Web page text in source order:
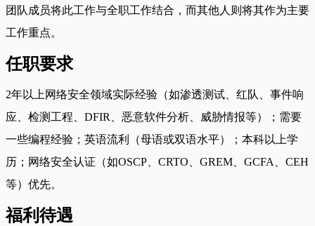
团队成员将此工作与全职工作结合，而其他人则将其作为主要
工作重点。
任职要求
2年以上网络安全领域实际经验（如渗透测试、红队、事件响
应、检测工程、DFIR、恶意软件分析、威胁情报等）；需要
一些编程经验；英语流利（母语或双语水平）；本科以上学
历；网络安全认证（如OSCP、CRTO、GREM、GCFA、CEH
等）优先。
福利待遇